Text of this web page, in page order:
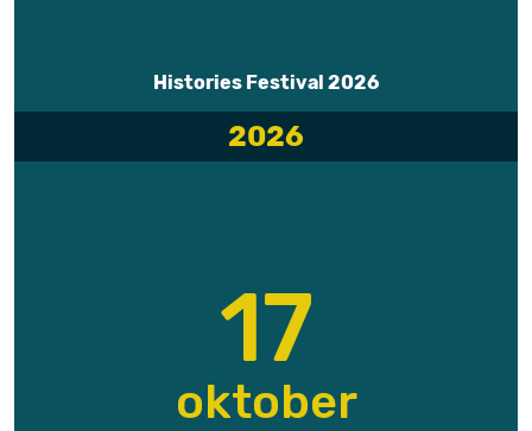
Histories Festival 2026
2026
17
oktober